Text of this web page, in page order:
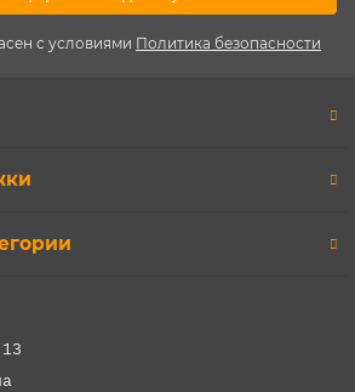
с условиями Политика безопасности